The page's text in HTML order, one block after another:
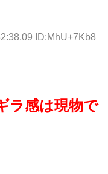
ID:MhU+7Kb8
ラ感は現物で